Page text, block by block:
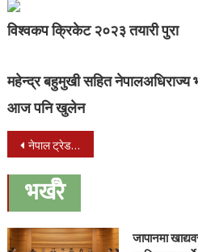
विश्वकप क्रिकेट २०२३ तयारी पुरा
महेन्द्र बहुमुखी सहित नेपालअधिराज्य
आज पनि खुलेन
Post
navigation
नेपाल ट्रेड युनीयन महासंघ (जिफन्ट) नगर कमीटी गठन
भर्खरै
जापानमा